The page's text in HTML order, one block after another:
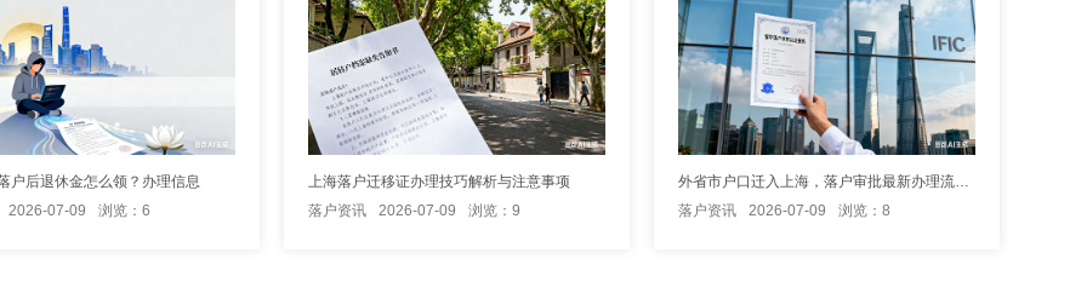
户后退休金怎么领？办理信息
2026-07-09
浏览：6
上海落户迁移证办理技巧解析与注意事项
落户资讯
2026-07-09 浏览：9
落户资讯
2026-07-09 浏览：8